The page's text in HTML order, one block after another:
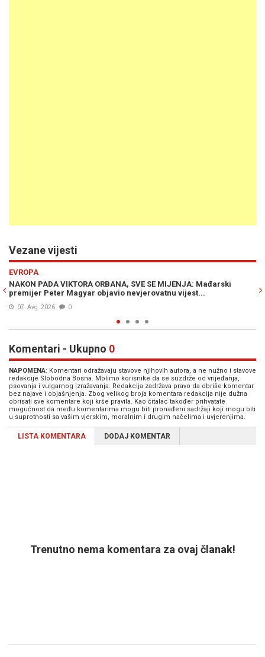
Vezane vijesti
EVROPA
NEZAPAMĆENA DRAMA U MAĐARSKOJ: Premijer Peter
vanredno obratio građanima...
03. Avg. 2026
Komentari - Ukupno 0
NAPOMENA: Komentari odražavaju stavove njihovih autora, a ne nužno i stavove
redakcije Slobodna Bosna. Molimo korisnike da se suzdrže od vrijeđanja,
psovanja i vulgarnog izražavanja. Redakcija zadržava pravo da obriše komentar
bez najave i objašnjenja. Zbog velikog broja komentara redakcija nije dužna
obrisati sve komentare koji krše pravila. Kao čitalac također prihvatate
mogućnost da među komentarima mogu biti pronađeni sadržaji koji mogu biti
u suprotnosti sa vašim vjerskim, moralnim i drugim načelima i uvjerenjima.
LISTA KOMENTARA DODAJ KOMENTAR
Trenutno nema komentara za ovaj članak!